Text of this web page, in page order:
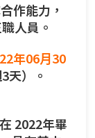
作能力，
人員。
年06月30
天）。
2022年畢